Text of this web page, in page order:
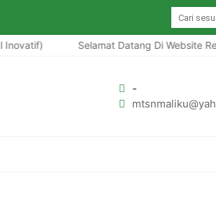
Selamat Datang Di Website
-